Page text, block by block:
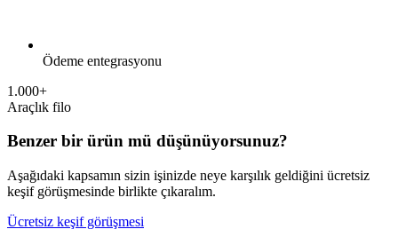
Ödeme entegrasyonu
1.000+
Araçlık filo
Benzer bir ürün mü düşünüyorsunuz?
Aşağıdaki kapsamın sizin işinizde neye karşılık geldiğini ücretsiz
keşif görüşmesinde birlikte çıkaralım.
Ücretsiz keşif görüşmesi